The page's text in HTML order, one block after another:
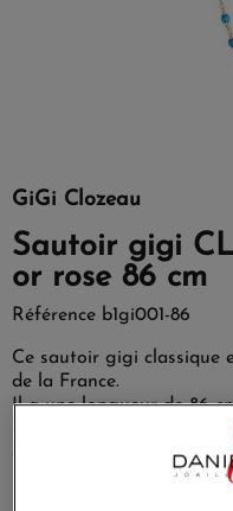
GiGi Clozeau
Sautoir gigi
or rose 86 cm
Référence b1gi001-86
Ce sautoir gigi classique
de la France.
Il a une longueur de 86
Il est facile à porter où
couches.
La collection gigi
la vie, de la couleur et de
résine dans notre palette